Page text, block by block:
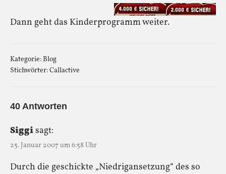
Dann geht das Kinderprogramm weiter.
Kategorie:Blog
Stichwörter:Callactive
40 Antworten
Siggisagt:
25. Januar 2007 um 6:58 Uhr
Durch die geschickte „Niedrigansetzung“ des so